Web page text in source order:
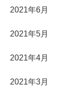
2021年6月
2021年5月
2021年4月
2021年3月